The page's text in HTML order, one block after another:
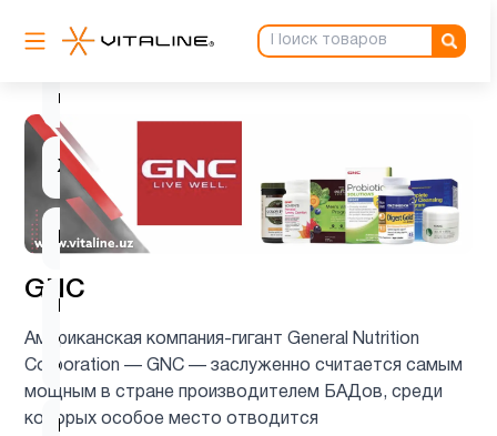
GNC
Американская компания-гигант General Nutrition
Corporation — GNC — заслуженно считается самым
мощным в стране производителем БАДов, среди
которых особое место отводится
подростков
Женщинам 2
Кальции
для
детей
2
Коэнзим